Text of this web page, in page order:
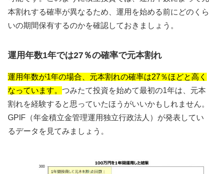
本割れする確率が異なるため、運用を始める前にどのくら
いの期間保有するのかを確認しておきましょう。
運用年数1年では27％の確率で元本割れ
運用年数が1年の場合、元本割れの確率は27％ほどと高く
なっています。 つみたて投資を始めて最初の1年は、元本
割れを経験すると思っていたほうがいいかもしれません。
GPIF（年金積立金管理運用独立行政法人）が発表してい
るデータを見てみましょう。